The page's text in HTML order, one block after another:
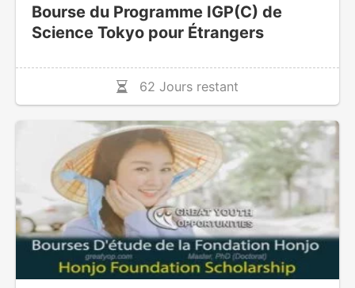
Bourse du Programme IGP(C) de
Science Tokyo pour Étrangers
62 Jours restant